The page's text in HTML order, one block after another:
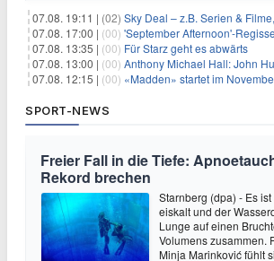
07.08. 19:11 | (02) Sky Deal – z.B. Serien & Filme,
07.08. 17:00 | (00) 'September Afternoon'-Regisseur liebt vor
07.08. 13:35 | (00) Für Starz geht es abwärts
07.08. 13:00 | (00) Anthony Michael Hall: John Hughes sprach über eine
07.08. 12:15 | (00) «Madden» startet im
SPORT-NEWS
Freier Fall in die Tiefe:
Rekord brechen
Starnberg (dpa) - Es
eiskalt und der
Lunge auf einen
Volumens zusammen.
Minja Marinković fühlt